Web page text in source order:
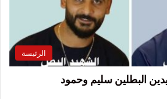
الرئيسة
البطلين سليم وحمود